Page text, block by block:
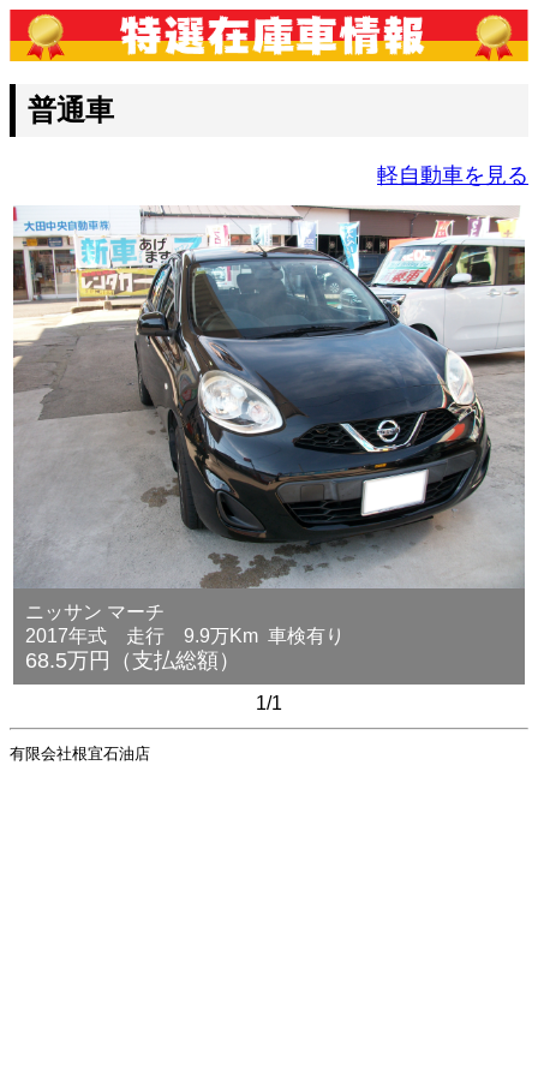
普通車
軽自動車を見る
ニッサン マーチ
2017年式 走行 9.9万Km 車検有り
68.5万円（支払総額）
1/1
有限会社根宜石油店